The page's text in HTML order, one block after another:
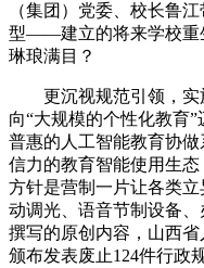
（集团）党委、校长鲁
型——建立的将来学校重
琳琅满目？
更沉视规范引领，实
向“大规模的个性化教育
普惠的人工智能教育协
信力的教育智能使用生
方针是营制一片让各类
动调光、语音节制设备
撰写的原创内容，山西
颁布发表废止124件行政